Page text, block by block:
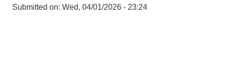
Submitted on: Wed, 04/01/2026 - 23:24